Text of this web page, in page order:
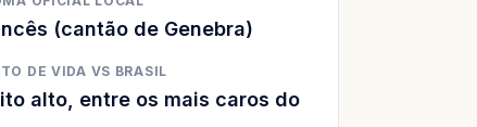
(cantão de Genebra)
DE VIDA VS BRASIL
alto, entre os mais caros do